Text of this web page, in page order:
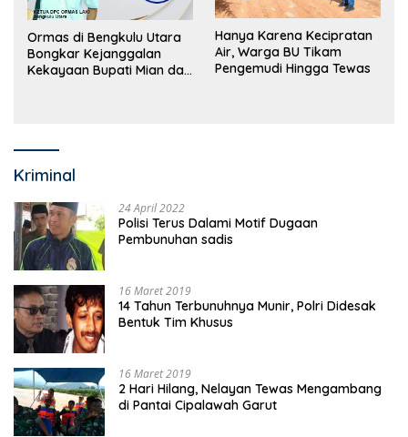
Ormas di Bengkulu Utara
Bongkar Kejanggalan
Kekayaan Bupati Mian dan
Hanya Karena Kecipratan
Air, Warga BU Tikam
Pengemudi Hingga Tewas
Kriminal
24 April 2022
Polisi Terus Dalami Motif Dugaan
Pembunuhan sadis
16 Maret 2019
14 Tahun Terbunuhnya Munir, Polri Didesak
Bentuk Tim Khusus
16 Maret 2019
2 Hari Hilang, Nelayan Tewas Mengambang
di Pantai Cipalawah Garut